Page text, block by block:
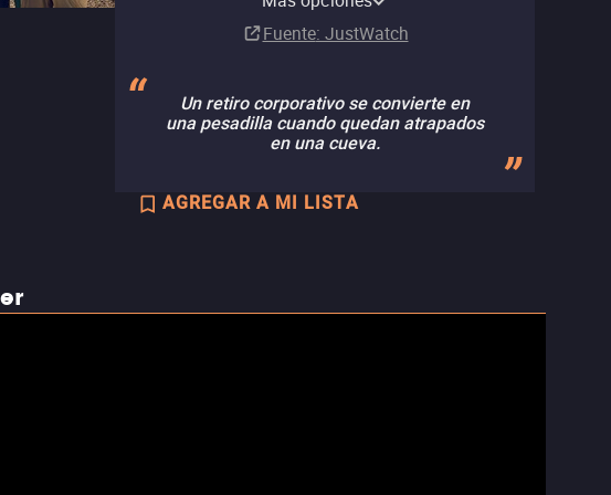
Fuente: JustWatch
Un retiro corporativo se convierte en
una pesadilla cuando quedan atrapados
en una cueva.
AGREGAR A MI LISTA